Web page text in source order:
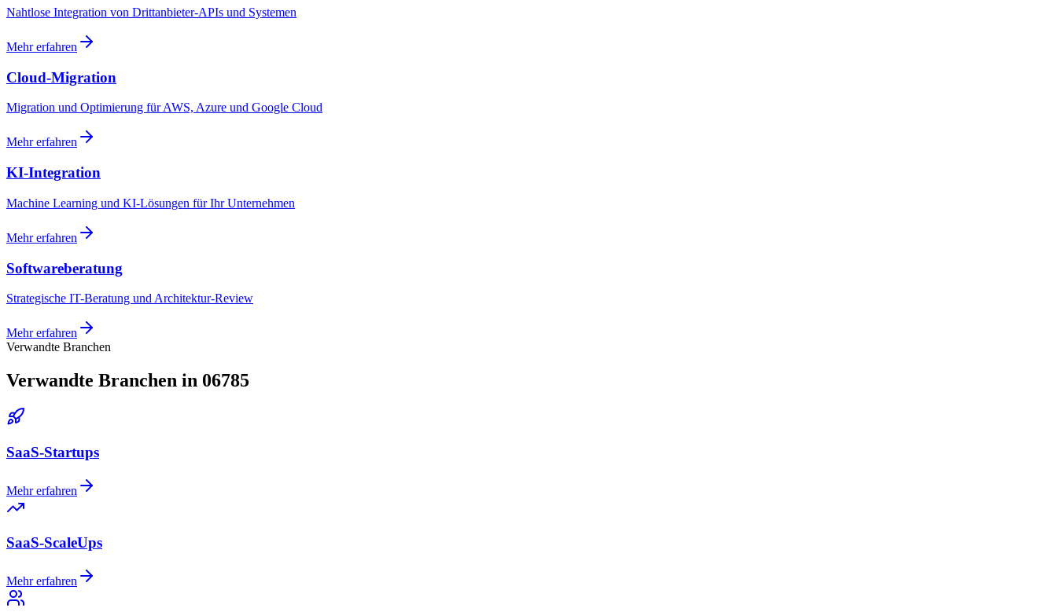
Nahtlose Integration von Drittanbieter-APIs und Systemen
Mehr erfahren
Cloud-Migration
Migration und Optimierung für AWS, Azure und Google Cloud
Mehr erfahren
KI-Integration
Machine Learning und KI-Lösungen für Ihr Unternehmen
Mehr erfahren
Softwareberatung
Strategische IT-Beratung und Architektur-Review
Mehr erfahren
Verwandte Branchen
Verwandte Branchen in 06785
SaaS-Startups
Mehr erfahren
SaaS-ScaleUps
Mehr erfahren